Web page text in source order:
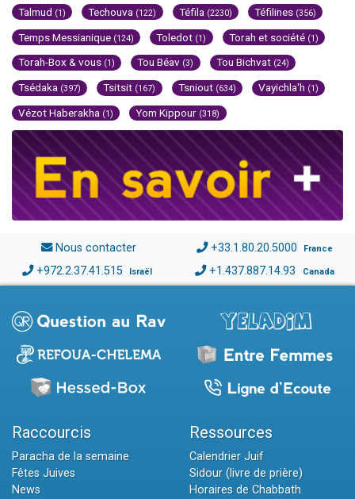
Talmud (1) Techouva (122) Téfila (2230) Téfilines (356)
Temps Messianique (124) Toledot (1) Torah et société (1)
Torah-Box & vous (1) Tou Béav (3) Tou Bichvat (24)
Tsédaka (397) Tsitsit (167) Tsniout (634) Vayichla'h (1)
Vézot Haberakha (1) Yom Kippour (318)
Nous contacter +33.1.80.20.5000 France
+972.2.37.41.515 Israël +1.437.887.14.93 Canada
Raccourcis
Paracha de la semaine
Fêtes Juives
News
Ressources
Calendrier Juif
Sidour (livre de prière)
Horaires de Chabbath